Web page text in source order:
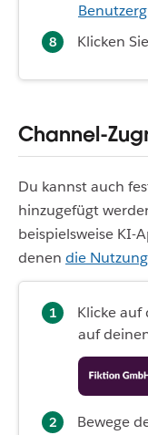
Klicken
Channel-
Du kannst auch
hinzugefügt
beispielsweise KI-
denen die
Klicke auf
auf
Bewege